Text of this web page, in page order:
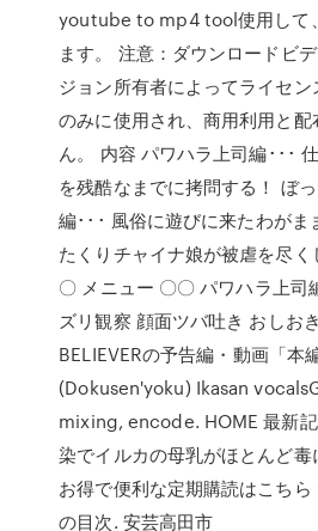
youtube to mp4 tool使用して
ます。 注意：ダウンロードビ
ジョン所有者によってライセ
のみに使用され、商用利用と
ん。 内容 パワハラ上司編･･･
を残酷なまでに拷問する！ ぼ
編･･･ 風俗に遊びに来たわがま
たくりチャイナ娘が被虐を尽
〇 メニュー 〇〇 パワハラ上司
ズリ観察 顔面ツバ吐き おしお
BELIEVERの予告編・動画「本
(Dokusen'yoku) Ikasan
mixing, encode. HOME 最新
染でイルカの母乳がほとんど
お得で便利な定期購読はこち
の目次. 安芸高田市